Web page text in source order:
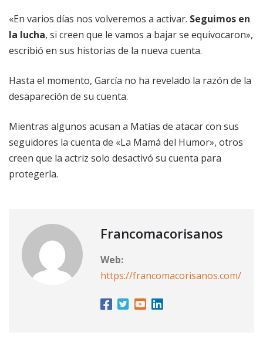
«En varios días nos volveremos a activar. Seguimos en
la lucha, si creen que le vamos a bajar se equivocaron»,
escribió en sus historias de la nueva cuenta.
Hasta el momento, García no ha revelado la razón de la
desapareción de su cuenta.
Mientras algunos acusan a Matías de atacar con sus
seguidores la cuenta de «La Mamá del Humor», otros
creen que la actriz solo desactivó su cuenta para
protegerla.
Francomacorisanos
Web:
https://francomacorisanos.com/